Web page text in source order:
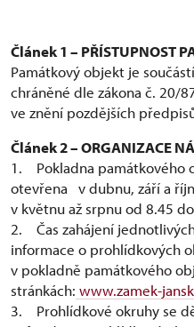
Článek 1 – PŘÍSTUPNOST
Památkový objekt je
chráněné dle zákona č. 20/
ve znění pozdějších
Článek 2 – ORGANIZACE
1. Pokladna památkového
otevřena v dubnu, září a
v květnu až srpnu od 8.45
2. Čas zahájení
informace o prohlídkových
v pokladně památkového
stránkách: www.zamek-
3. Prohlídkové okruhy se